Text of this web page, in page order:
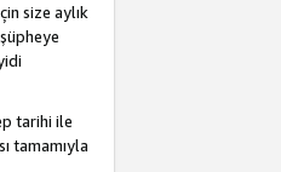
size aylık
tarihi ile
tamamıyla